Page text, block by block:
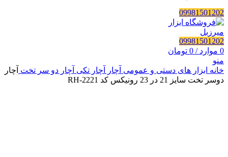
09981501202
09981501202
0 موارد /
0 تومان
منو
خانه ابزار های دستی و عمومی آچار آچار تکی آچار دو سر تخت آچار
دوسر تخت سایز 21 در 23 رونیکس کد RH-2221